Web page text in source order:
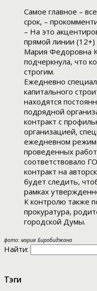
Самое главное –
срок, –
– На это
прямой линии
Мария Федоровна
подчеркнула, что
строгим.
Ежедневно
капитального
находятся
подрядной
контракт с
организацией,
ежедневном
проведенных
соответствовало
контракт на
будет следить,
рамках
К контролю также
прокуратура,
городской Думы.
фото: мэрия Биробиджана
Найти:
Тэги